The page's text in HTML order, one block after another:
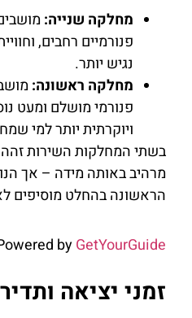
מחלקה שנייה:
פנורמיים רחבים,
נגיש יותר.
מחלקה ראשונה:
פנורמי מושלם ומעט
ויוקרתית יותר למי
בשתי המחלקות השירות
מרהיב באותה מידה – אך
הראשונה בהחלט מוסיפים
byGetYourGuide
זמני יציאה